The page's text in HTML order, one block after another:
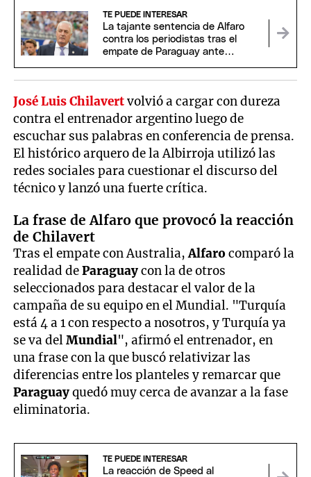
TE PUEDE INTERESAR
La tajante sentencia de Alfaro
contra los periodistas tras el
empate de Paraguay ante
José Luis Chilavertvolvió a cargar con dureza
contra el entrenador argentino luego de
escuchar sus palabras en conferencia de prensa.
El histórico arquero de la Albirroja utilizó las
redes sociales para cuestionar el discurso del
técnico y lanzó una fuerte crítica.
La frase de Alfaro que provocó la reacción
de Chilavert
Tras el empate con Australia,Alfarocomparó la
realidad deParaguaycon la de otros
seleccionados para destacar el valor de la
campaña de su equipo en el Mundial. "Turquía
está 4 a 1 con respecto a nosotros, y Turquía ya
se va delMundial", afirmó el entrenador, en
una frase con la que buscó relativizar las
diferencias entre los planteles y remarcar que
Paraguayquedó muy cerca de avanzar a la fase
eliminatoria.
TE PUEDE INTERESAR
La reacción de Speed al